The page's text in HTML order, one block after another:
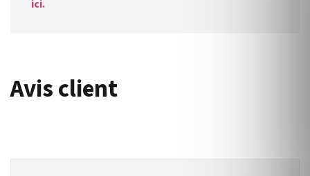
ici.
Avis client